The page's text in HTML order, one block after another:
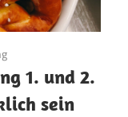
1. und 2.
sein